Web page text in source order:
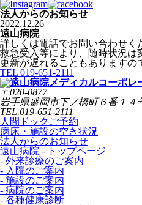
法人からのお知らせ
2022.12.26
遠山病院
詳しくは電話でお問い合わせく
救急受入等により、随時状況は
更新が遅れることもありますの
TEL 019-651-2111
〒020-0877
岩手県盛岡市下ノ橋町６番１４
TEL.019-651-2111
人間ドックご予約
病床・施設の空き状況
法人からのお知らせ
遠山病院 - トップページ
- 外来診療のご案内
- 入院のご案内
- 施設のご案内
- 病院のご案内
- 各種健康診断